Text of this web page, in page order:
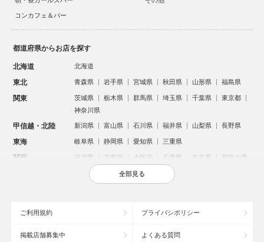
コンカフェ＆バー
都道府県からお店を探す
北海道 北海道
東北 青森県 岩手県 宮城県 秋田県 山形県 福島県
関東 茨城県 栃木県 群馬県 埼玉県 千葉県
東京都
神奈川県
甲信越・北陸 新潟県 富山県 石川県 福井県 山梨県 長野県
東海 岐阜県 静岡県 愛知県 三重県
関西 滋賀県 京都府 大阪府 兵庫県 奈良県 和歌山県
鳥取県 島根県 岡山県 広島県
沖縄県
全部見る
ご利用規約 プライバシポリシー
掲載店舗募集中 よくある質問